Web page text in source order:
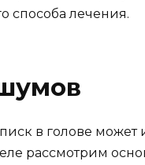
способа лечения.
в голове
рассмотрим